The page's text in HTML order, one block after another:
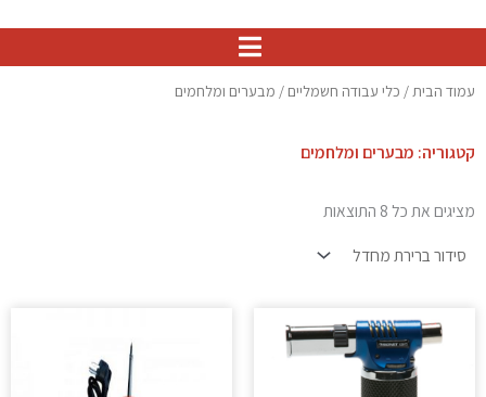
עמוד הבית/ כלי עבודה חשמליים / מבערים ומלחמים
קטגוריה: מבערים ומלחמים
מציגים את כל ⁦8⁩ התוצאות